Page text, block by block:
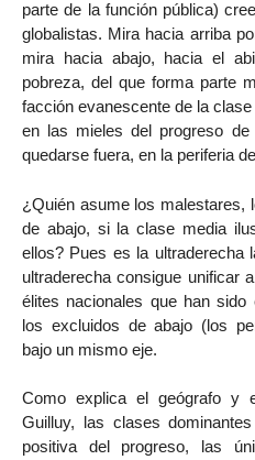
parte de la función pública)
globalistas. Mira hacia arriba
mira hacia abajo, hacia el
pobreza, del que forma parte
facción evanescente de la
en las mieles del progreso
quedarse fuera, en la periferia
¿Quién asume los malestares,
de abajo, si la clase media
ellos? Pues es la ultraderecha
ultraderecha consigue unificar
élites nacionales que han
los excluidos de abajo (los
bajo un mismo eje.
Como explica el geógrafo y
Guilluy, las clases
positiva del progreso, las